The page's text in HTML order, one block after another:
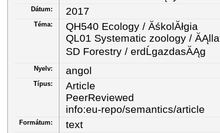
Dátum: 2017
Téma:
QH540 Ecology / ĂśkolĂłgia
QL01 Systematic zoology /
SD Forestry / erdĹgazdasĂĄg
Nyelv: angol
Típus:
Article
PeerReviewed
info:eu-repo/semantics/article
Formátum: text